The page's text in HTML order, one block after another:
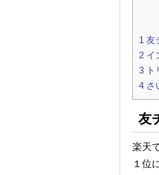
1 友
2 イ
3
4 さ
友
楽天
１位